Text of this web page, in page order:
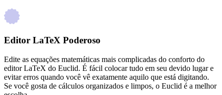
Editor LaTeX Poderoso
Edite as equações matemáticas mais complicadas do conforto do
editor LaTeX do Euclid. É fácil colocar tudo em seu devido lugar e
evitar erros quando você vê exatamente aquilo que está digitando.
Se você gosta de cálculos organizados e limpos, o Euclid é a melhor